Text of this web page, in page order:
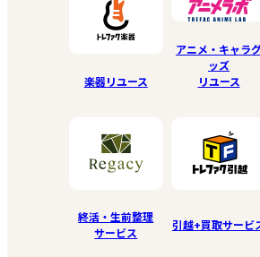
楽器リユース
アニメ・キャラ
ッズ
リユース
終活・生前整理
サービス
引越+買取サービ